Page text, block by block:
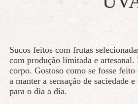
Sucos feitos com frutas
com produção limitada e
corpo. Gostoso como se fosse
a manter a sensação de saciedade
para o dia a dia.